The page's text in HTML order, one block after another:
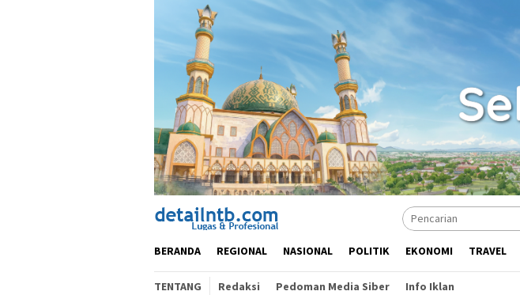
BERANDA REGIONAL NASIONAL POLITIK EKONOMI TRAVEL
TENTANG Redaksi Pedoman Media Siber Info Iklan